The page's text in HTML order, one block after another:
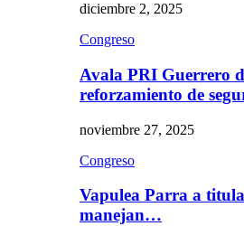
diciembre 2, 2025
Congreso
Avala PRI Guerrero
reforzamiento de
noviembre 27, 2025
Congreso
Vapulea Parra a
manejan…